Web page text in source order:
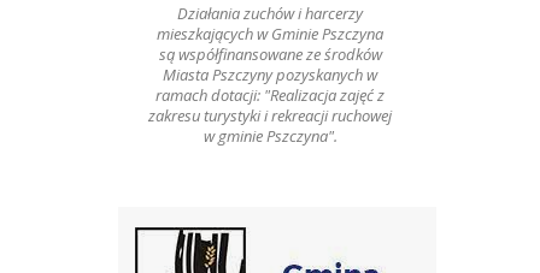
Działania zuchów i harcerzy
mieszkających w Gminie Pszczyna
są współfinansowane ze środków
Miasta Pszczyny pozyskanych w
ramach dotacji: "Realizacja zajęć z
zakresu turystyki i rekreacji ruchowej
w gminie Pszczyna".